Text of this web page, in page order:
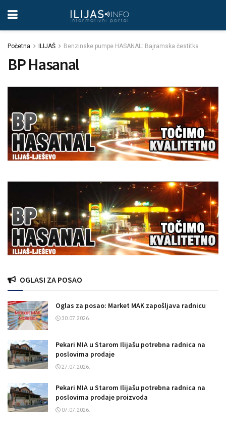
Početna ILIJAŠ Benzinske pumpe HASANAL: Bajramska čestitka
BP Hasanal
OGLASI ZA POSAO
Oglas za posao: Market MAK zapošljava radnicu
30.07.2026.
Pekari MIA u Starom Ilijašu potrebna radnica na
poslovima prodaje
27.07.2026.
Pekari MIA u Starom Ilijašu potrebna radnica na
poslovima prodaje proizvoda
07.07.2026.